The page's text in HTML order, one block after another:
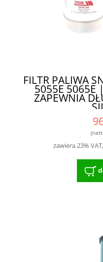
FILTR PALIWA
5055E 5065E
ZAPEWNIA
zawiera 23%